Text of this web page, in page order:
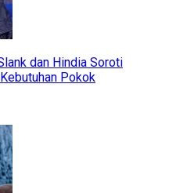
dan Hindia Soroti
Pokok